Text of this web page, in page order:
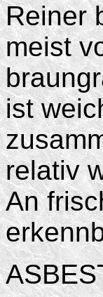
Reiner
meist
ist
relativ
An